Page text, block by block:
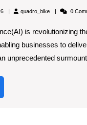
quadro_bikequadro_bike
0
is revolutionizing
businesses to
unprecedented